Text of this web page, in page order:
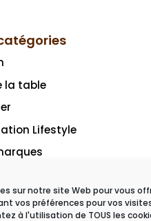
sur notre site Web pour vous
vos préférences pour vos
à l'utilisation de TOUS les
la table
Lifestyle